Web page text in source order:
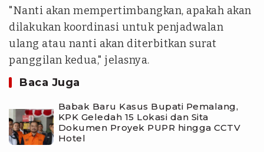
"Nanti akan mempertimbangkan, apakah akan
dilakukan koordinasi untuk penjadwalan
ulang atau nanti akan diterbitkan surat
panggilan kedua," jelasnya.
Baca Juga
Babak Baru Kasus Bupati Pemalang,
KPK Geledah 15 Lokasi dan Sita
Dokumen Proyek PUPR hingga CCTV
Hotel